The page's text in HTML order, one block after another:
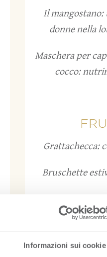
Informazioni sui cookie
Il
donne nella
Maschera per
cocco:
Grattachecca:
Bruschette
Come